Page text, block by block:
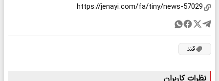
قند